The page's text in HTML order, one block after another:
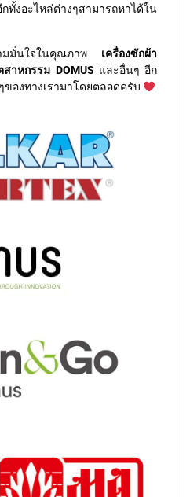
ไหล่ต่างๆสามารถหาได้ใน
มั่นใจในคุณภาพ เครื่องซักผ้า
าหกรรม DOMUS และอื่นๆ อีก
องทางเรามาโดยตลอดครับ